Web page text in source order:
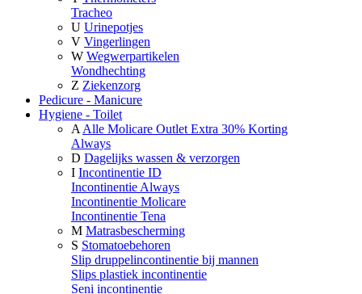
Tracheo
U Urinepotjes
V Vingerlingen
W Wegwerpartikelen
Wondhechting
Z Ziekenzorg
Pedicure - Manicure
Hygiene - Toilet
A Alle Molicare Outlet Extra 30% Korting
Always
D Dagelijks wassen & verzorgen
I Incontinentie ID
Incontinentie Always
Incontinentie Molicare
Incontinentie Tena
M Matrasbescherming
S Stomatoebehoren
Slip druppelincontinentie bij mannen
Slips plastiek incontinentie
Seni incontinentie